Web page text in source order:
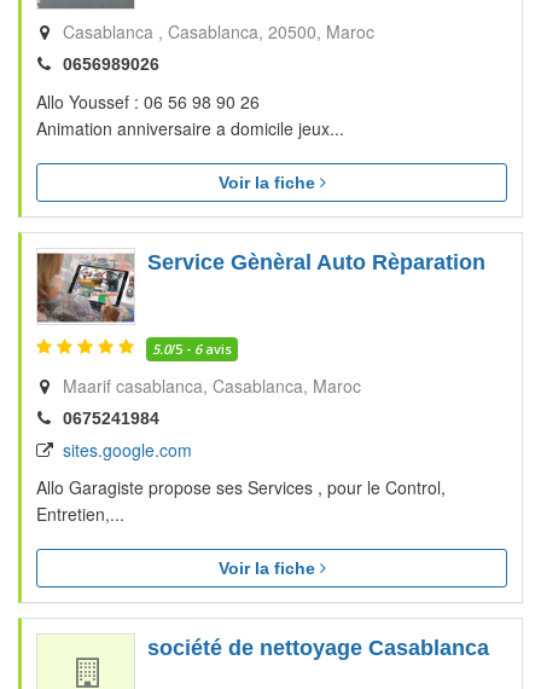
Casablanca Casablanca 20500 Maroc
0656989026
Allo Youssef : 06 56 98 90 26
Animation anniversaire a domicile jeux...
Voir la fiche
Service Gènèral Auto Rèparation
5.0/5 - 6avis
Maarif casablanca Casablanca Maroc
0675241984
sites.google.com
Allo Garagiste propose ses Services , pour le Control,
Entretien,...
Voir la fiche
société de nettoyage Casablanca